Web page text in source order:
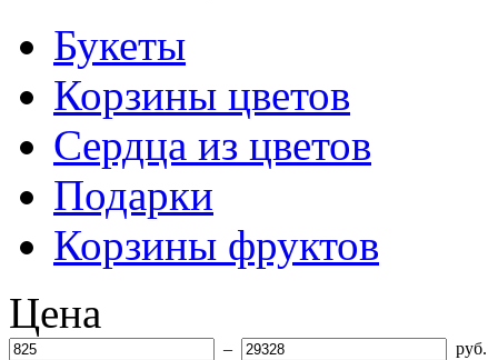
Букеты
Корзины цветов
Сердца из цветов
Подарки
Корзины фруктов
Цена
– руб.